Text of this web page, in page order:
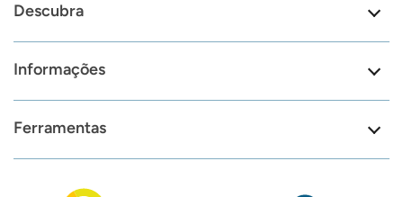
Descubra
Informações
Ferramentas